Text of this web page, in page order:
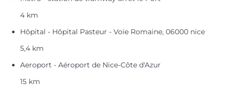
4 km
Hôpital - Hôpital Pasteur - Voie Romaine, 06000 nice
5,4 km
Aeroport - Aéroport de Nice-Côte d'Azur
15 km